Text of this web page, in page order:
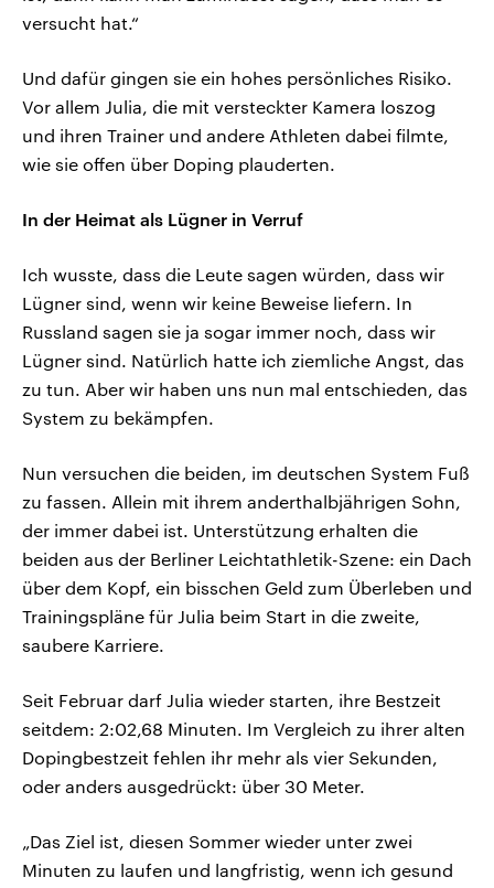
versucht hat.“
Und dafür gingen sie ein hohes persönliches Risiko.
Vor allem Julia, die mit versteckter Kamera loszog
und ihren Trainer und andere Athleten dabei filmte,
wie sie offen über Doping plauderten.
In der Heimat als Lügner in Verruf
Ich wusste, dass die Leute sagen würden, dass wir
Lügner sind, wenn wir keine Beweise liefern. In
Russland sagen sie ja sogar immer noch, dass wir
Lügner sind. Natürlich hatte ich ziemliche Angst, das
zu tun. Aber wir haben uns nun mal entschieden, das
System zu bekämpfen.
Nun versuchen die beiden, im deutschen System Fuß
zu fassen. Allein mit ihrem anderthalbjährigen Sohn,
der immer dabei ist. Unterstützung erhalten die
beiden aus der Berliner Leichtathletik-Szene: ein Dach
über dem Kopf, ein bisschen Geld zum Überleben und
Trainingspläne für Julia beim Start in die zweite,
saubere Karriere.
Seit Februar darf Julia wieder starten, ihre Bestzeit
seitdem: 2:02,68 Minuten. Im Vergleich zu ihrer alten
Dopingbestzeit fehlen ihr mehr als vier Sekunden,
oder anders ausgedrückt: über 30 Meter.
„Das Ziel ist, diesen Sommer wieder unter zwei
Minuten zu laufen und langfristig, wenn ich gesund